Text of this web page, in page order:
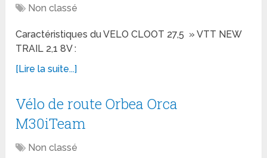
Non classé
Caractéristiques du VELO CLOOT 27,5 » VTT NEW
TRAIL 2,1 8V :
[Lire la suite...]
Vélo de route Orbea Orca
M30iTeam
Non classé